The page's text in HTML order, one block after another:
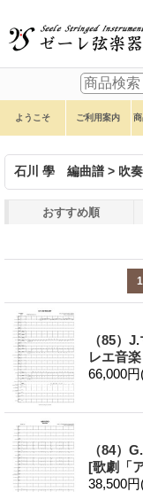
ようこそ ご利用案内
石川 學 編曲譜 > 吹
おすすめ順
1
（85）
レエ音
66,000円
（84）
[歌劇「
38,500円